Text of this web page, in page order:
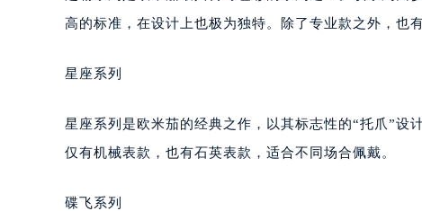
高的标准，在设计上也极为独特。除了专业款之外，也
星座系列
星座系列是欧米茄的经典之作，以其标志性的“托爪”设
仅有机械表款，也有石英表款，适合不同场合佩戴。
碟飞系列